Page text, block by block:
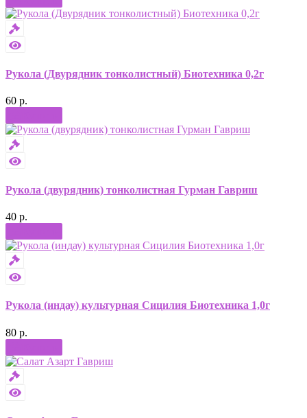
Рукола (Двурядник тонколистный) Биотехника 0,2г
60 р.
Рукола (двурядник) тонколистная Гурман Гавриш
40 р.
Рукола (индау) культурная Сицилия Биотехника 1,0г
80 р.